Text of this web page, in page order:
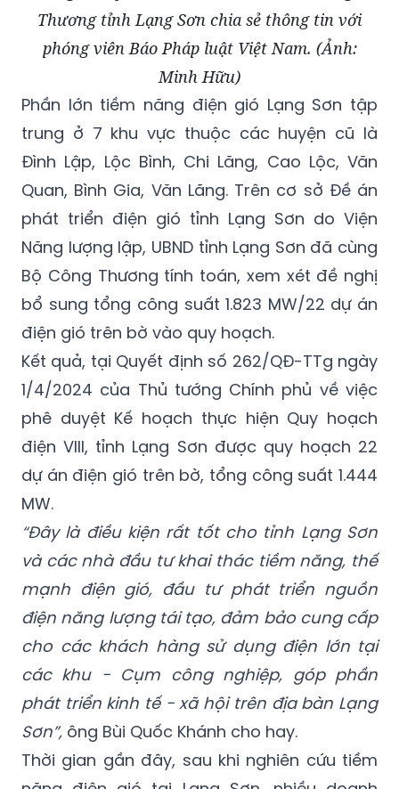
Thương tỉnh Lạng Sơn chia sẻ thông tin với
phóng viên Báo Pháp luật Việt Nam. (Ảnh:
Minh Hữu)
Phần lớn tiềm năng điện gió Lạng Sơn tập
trung ở 7 khu vực thuộc các huyện cũ là
Đình Lập, Lộc Bình, Chi Lăng, Cao Lộc, Văn
Quan, Bình Gia, Văn Lãng. Trên cơ sở Đề án
phát triển điện gió tỉnh Lạng Sơn do Viện
Năng lượng lập, UBND tỉnh Lạng Sơn đã cùng
Bộ Công Thương tính toán, xem xét đề nghị
bổ sung tổng công suất 1.823 MW/22 dự án
điện gió trên bờ vào quy hoạch.
Kết quả, tại Quyết định số 262/QĐ-TTg ngày
1/4/2024 của Thủ tướng Chính phủ về việc
phê duyệt Kế hoạch thực hiện Quy hoạch
điện VIII, tỉnh Lạng Sơn được quy hoạch 22
dự án điện gió trên bờ, tổng công suất 1.444
MW.
“Đây là điều kiện rất tốt cho tỉnh Lạng Sơn
và các nhà đầu tư khai thác tiềm năng, thế
mạnh điện gió, đầu tư phát triển nguồn
điện năng lượng tái tạo, đảm bảo cung cấp
cho các khách hàng sử dụng điện lớn tại
các khu - Cụm công nghiệp, góp phần
phát triển kinh tế - xã hội trên địa bàn Lạng
Sơn”, ông Bùi Quốc Khánh cho hay.
Thời gian gần đây, sau khi nghiên cứu tiềm